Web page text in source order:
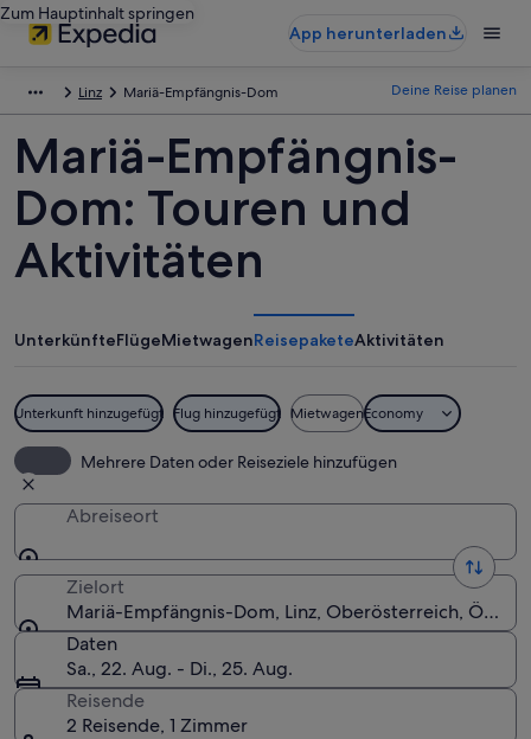
Zum Hauptinhalt springen
App herunterladen
Linz Mariä-Empfängnis-Dom Deine Reise planen
Mariä-Empfängnis-
Dom: Touren und
Aktivitäten
UnterkünfteFlügeMietwagenReisepaketeAktivitäten
Unterkunft hinzugefügt Flug hinzugefügt MietwagenEconomy
Mehrere Daten oder Reiseziele hinzufügen
Abreiseort
Zielort
Mariä-Empfängnis-Dom, Linz, Oberösterreich,
Daten
Sa., 22. Aug. - Di., 25. Aug.
Reisende
2 Reisende, 1 Zimmer